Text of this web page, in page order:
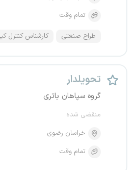
تمام وقت
طراح صنعتی کارشناس کنترل
تحویلدار
گروه سپاهان باتری
منقضی شده
خراسان رضوی
تمام وقت